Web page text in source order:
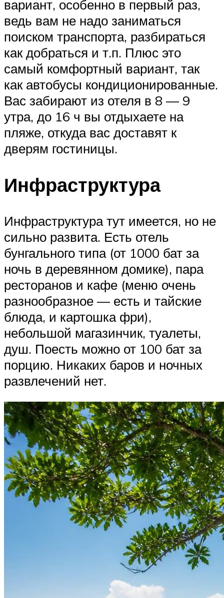
вариант, особенно в первый раз,
ведь вам не надо заниматься
поиском транспорта, разбираться
как добраться и т.п. Плюс это
самый комфортный вариант, так
как автобусы кондиционированные.
Вас забирают из отеля в 8 — 9
утра, до 16 ч вы отдыхаете на
пляже, откуда вас доставят к
дверям гостиницы.
Инфраструктура
Инфраструктура тут имеется, но не
сильно развита. Есть отель
бунгального типа (от 1000 бат за
ночь в деревянном домике), пара
ресторанов и кафе (меню очень
разнообразное — есть и тайские
блюда, и картошка фри),
небольшой магазинчик, туалеты,
душ. Поесть можно от 100 бат за
порцию. Никаких баров и ночных
развлечений нет.